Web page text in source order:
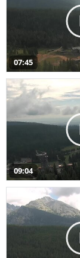
07:45
09:04